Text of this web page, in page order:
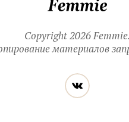
Copyright 2026 Femmie.
материалов
Читайте
нас
в